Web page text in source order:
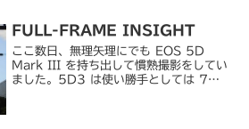
FULL-FRAME INSIGHT
ここ数日、無理矢理にでも EOS 5D
Mark III を持ち出して慣熟撮影をしてい
ました。5D3 は使い勝手としては 7D